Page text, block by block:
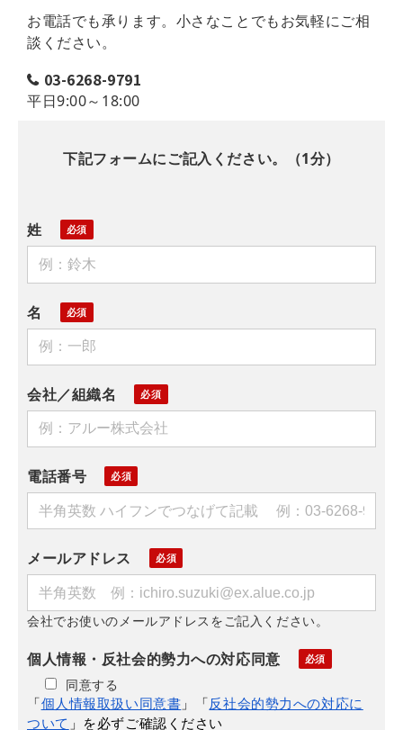
お電話でも承ります。小さなことでもお気軽にご相
談ください。
03-6268-9791
平日9:00～18:00
下記フォームにご記入ください。（1分）
姓
名
会社／組織名
電話番号
メールアドレス
会社でお使いのメールアドレスをご記入ください。
個人情報・反社会的勢力への対応同意
同意する
「 個人情報取扱い同意書 」「 反社会的勢力への対応に
ついて 」を必ずご確認ください